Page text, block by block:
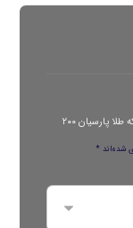
اولین نفری باشید که دیدگاهی را ارسال می کنید برای “سکه طلا پارسیان ۲۰۰
شده‌اند*